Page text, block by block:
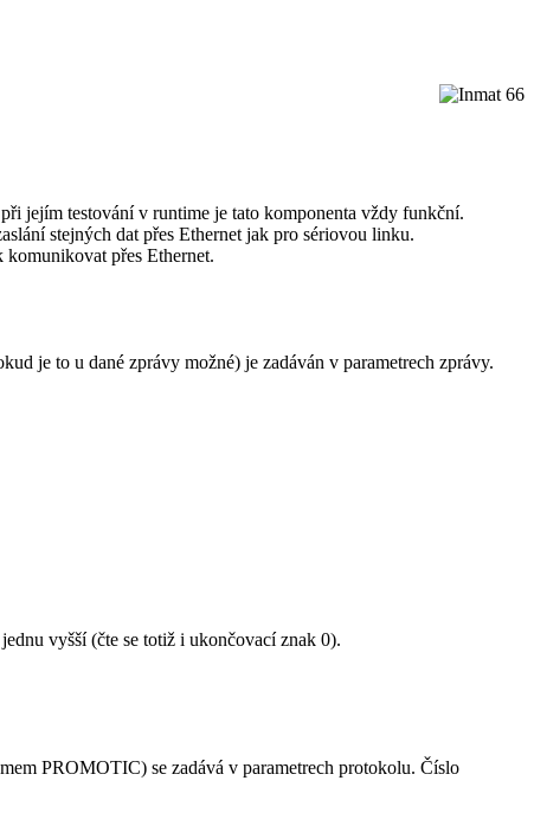
jejím testování v runtime je tato komponenta vždy funkční.
stejných dat přes Ethernet jak pro sériovou linku.
přes Ethernet.
je to u dané zprávy možné) je zadáván v parametrech zprávy.
vyšší (čte se totiž i ukončovací znak 0).
PROMOTIC) se zadává v parametrech protokolu. Číslo